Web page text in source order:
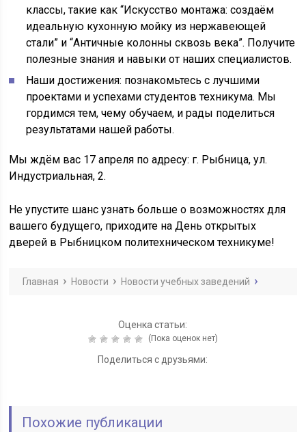
классы, такие как “Искусство монтажа: создаём
идеальную кухонную мойку из нержавеющей
стали” и “Античные колонны сквозь века”. Получите
полезные знания и навыки от наших специалистов.
Наши достижения: познакомьтесь с лучшими
проектами и успехами студентов техникума. Мы
гордимся тем, чему обучаем, и рады поделиться
результатами нашей работы.
Мы ждём вас 17 апреля по адресу: г. Рыбница, ул.
Индустриальная, 2.
Не упустите шанс узнать больше о возможностях для
вашего будущего, приходите на День открытых
дверей в Рыбницком политехническом техникуме!
Главная Новости Новости учебных заведений
Оценка статьи:
(Пока оценок нет)
Поделиться с друзьями:
Похожие публикации